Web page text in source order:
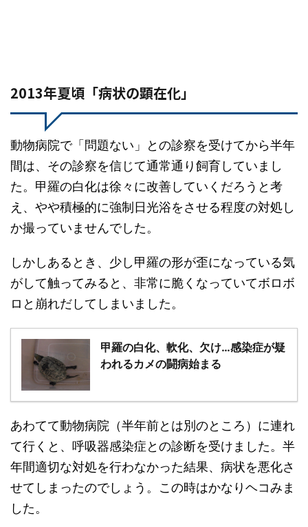
2013年夏頃「病状の顕在化」
動物病院で「問題ない」との診察を受けてから半年
間は、その診察を信じて通常通り飼育していまし
た。甲羅の白化は徐々に改善していくだろうと考
え、やや積極的に強制日光浴をさせる程度の対処し
か撮っていませんでした。
しかしあるとき、少し甲羅の形が歪になっている気
がして触ってみると、非常に脆くなっていてボロボ
ロと崩れだしてしまいました。
甲羅の白化、軟化、欠け…感染症が疑
われるカメの闘病始まる
あわてて動物病院（半年前とは別のところ）に連れ
て行くと、呼吸器感染症との診断を受けました。半
年間適切な対処を行わなかった結果、病状を悪化さ
せてしまったのでしょう。この時はかなりヘコみま
した。